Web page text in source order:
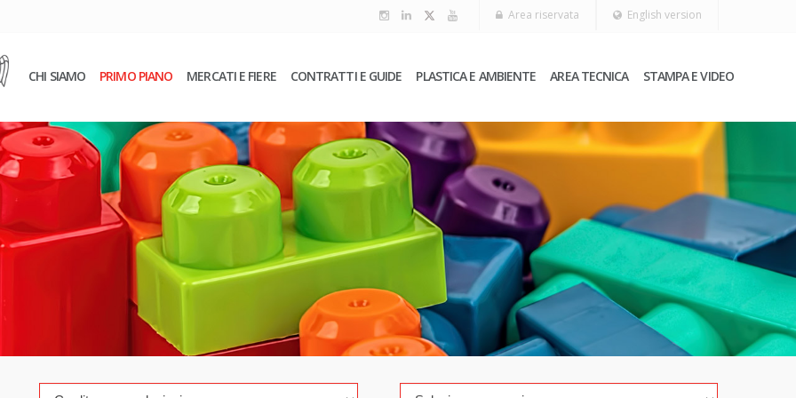
English version
Area riservata
CHI SIAMO PRIMO PIANO MERCATI E FIERE CONTRATTI E GUIDE PLASTICA E AMBIENTE AREA TECNICA STAMPA E VIDEO